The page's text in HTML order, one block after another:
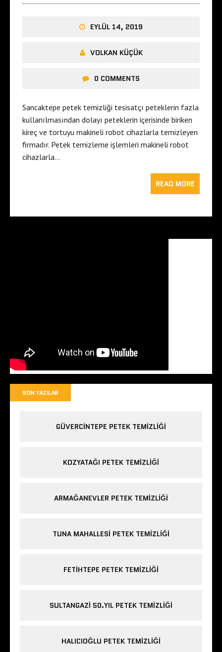
EYLÜL 14, 2019
VOLKAN KÜÇÜK
0 COMMENTS
Sancaktepe petek temizliği tesisatçı peteklerin fazla
kullanılmasından dolayı peteklerin içerisinde biriken
kireç ve tortuyu makineli robot cihazlarla temizleyen
firmadır. Petek temizleme işlemleri makineli robot
cihazlarla…
READ MORE
SON YAZILAR
GÜVERCINTEPE PETEK TEMIZLIĞI
KOZYATAĞI PETEK TEMIZLIĞI
ARMAĞANEVLER PETEK TEMIZLIĞI
TUNA MAHALLESI PETEK TEMIZLIĞI
FETIHTEPE PETEK TEMIZLIĞI
SULTANGAZI 50.YIL PETEK TEMIZLIĞI
HALICIOĞLU PETEK TEMIZLIĞI